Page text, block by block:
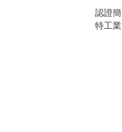
認證
特工